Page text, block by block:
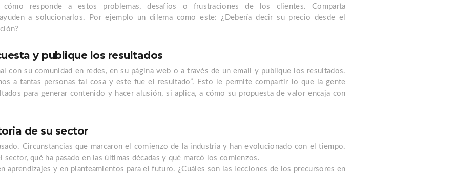
responde a estos problemas, desafíos o frustraciones de los clientes. Comparta
a solucionarlos. Por ejemplo un dilema como este: ¿Debería decir su precio desde el
y publique los resultados
con su comunidad en redes, en su página web o a través de un email y publique los resultados.
a tantas personas tal cosa y este fue el resultado”. Esto le permite compartir lo que la gente
para generar contenido y hacer alusión, si aplica, a cómo su propuesta de valor encaja con
de su sector
Circunstancias que marcaron el comienzo de la industria y han evolucionado con el tiempo.
sector, qué ha pasado en las últimas décadas y qué marcó los comienzos.
aprendizajes y en planteamientos para el futuro. ¿Cuáles son las lecciones de los precursores en